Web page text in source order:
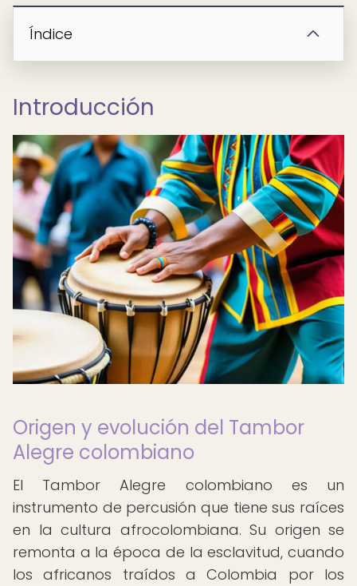
Índice
Introducción
Origen y evolución del Tambor
Alegre colombiano
El Tambor Alegre colombiano es un
instrumento de percusión que tiene sus raíces
en la cultura afrocolombiana. Su origen se
remonta a la época de la esclavitud, cuando
los africanos traídos a Colombia por los